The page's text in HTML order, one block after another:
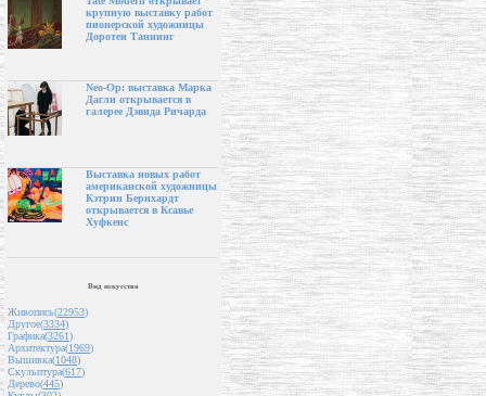
крупную выставку работ
пионерской художницы
Доротеи Таннинг
Neo-Op: выставка Марка
Дагли открывается в
галерее Дэвида Ричарда
Выставка новых работ
американской художницы
Кэтрин Бернхардт
открывается в Ксавье
Хуфкенс
Вид искусства
Живопись(22953)
Другое(3334)
Графика(3261)
Архитектура(1969)
Вышивка(1048)
Скульптура(617)
Дерево(445)